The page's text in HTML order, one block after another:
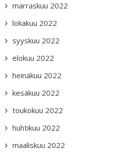
marraskuu 2022
lokakuu 2022
syyskuu 2022
elokuu 2022
heinäkuu 2022
kesäkuu 2022
toukokuu 2022
huhtikuu 2022
maaliskuu 2022